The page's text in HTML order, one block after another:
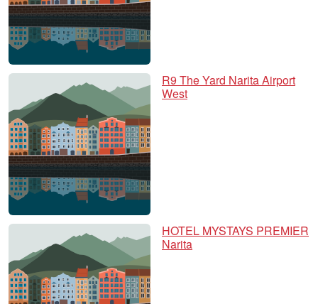
R9 The Yard Narita Airport
West
HOTEL MYSTAYS PREMIER
Narita